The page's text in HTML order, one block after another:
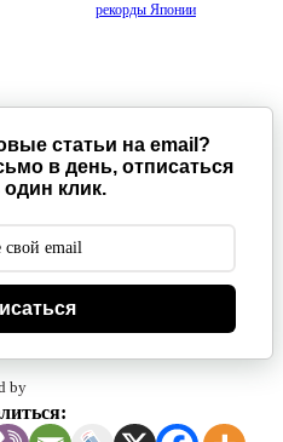
рекорды Японии
статьи на email?
в день, отписаться
клик.
by